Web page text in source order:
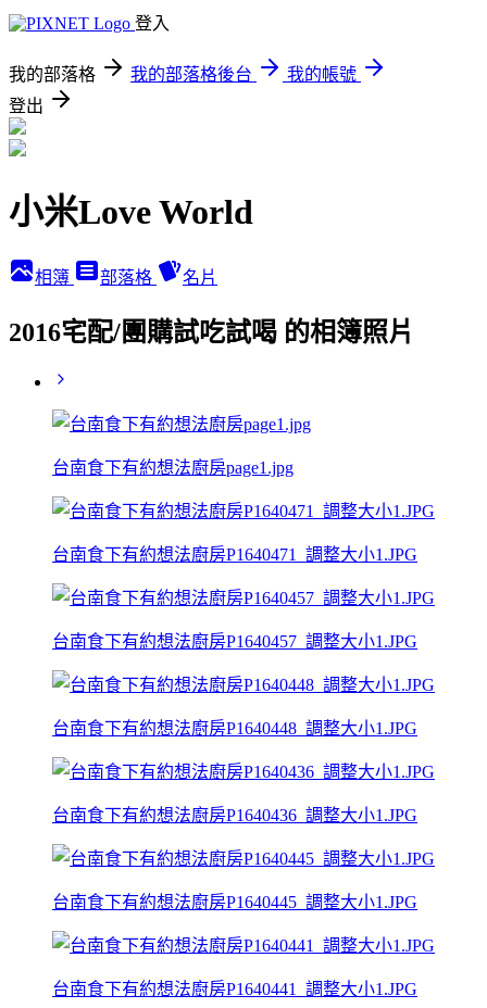
登入
我的部落格 我的部落格後台
我的帳號
登出
小米Love World
相簿 部落格 名片
2016宅配/團購試吃試喝 的相簿照片
台南食下有約想法廚房page1.jpg
台南食下有約想法廚房P1640471_調整大小1.JPG
台南食下有約想法廚房P1640457_調整大小1.JPG
台南食下有約想法廚房P1640448_調整大小1.JPG
台南食下有約想法廚房P1640436_調整大小1.JPG
台南食下有約想法廚房P1640445_調整大小1.JPG
台南食下有約想法廚房P1640441_調整大小1.JPG